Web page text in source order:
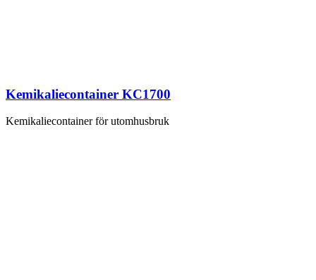
Kemikaliecontainer KC1700
Kemikaliecontainer för utomhusbruk